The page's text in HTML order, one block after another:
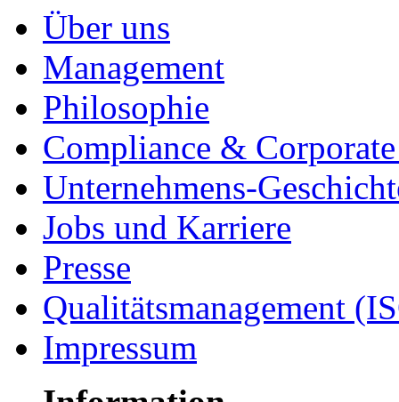
Über uns
Management
Philosophie
Compliance &
Unternehmens-
Jobs und Karriere
Presse
Qualitätsmanagement
Impressum